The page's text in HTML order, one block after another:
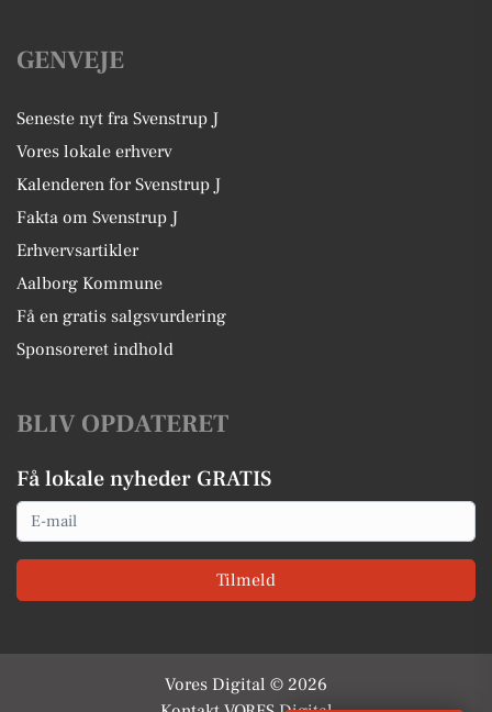
GENVEJE
Seneste nyt fra Svenstrup J
Vores lokale erhverv
Kalenderen for Svenstrup J
Fakta om Svenstrup J
Erhvervsartikler
Aalborg Kommune
Få en gratis salgsvurdering
Sponsoreret indhold
BLIV OPDATERET
Få lokale nyheder GRATIS
Email
Tilmeld
Vores Digital © 2026